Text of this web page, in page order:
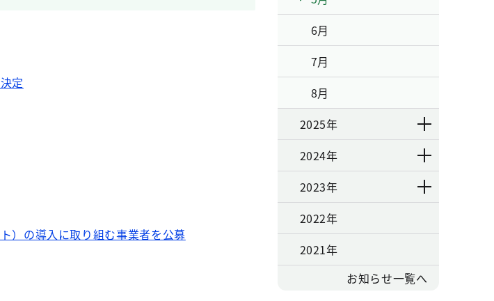
定
）の導入に取り組む事業者を公募
6月
7月
8月
2025年
2024年
2023年
2022年
2021年
お知らせ一覧へ